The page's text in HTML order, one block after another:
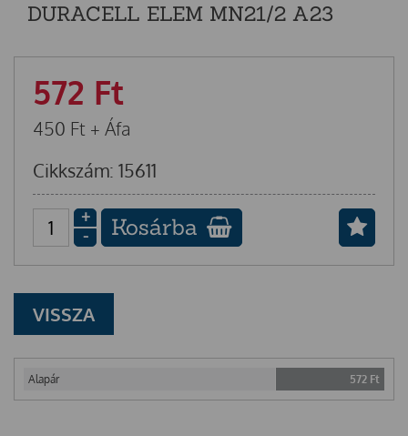
DURACELL ELEM MN21/2 A23
572 Ft
450 Ft + Áfa
Cikkszám: 15611
+
-
Kosárba
VISSZA
Alapár 572 Ft